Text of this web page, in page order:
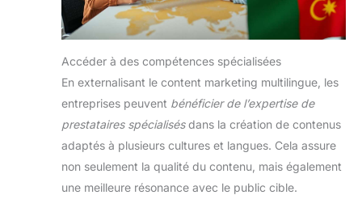
Accéder à des compétences spécialisées
En externalisant le content marketing multilingue, les
entreprises peuvent bénéficier de l’expertise de
prestataires spécialisésdans la création de contenus
adaptés à plusieurs cultures et langues. Cela assure
non seulement la qualité du contenu, mais également
une meilleure résonance avec le public cible.